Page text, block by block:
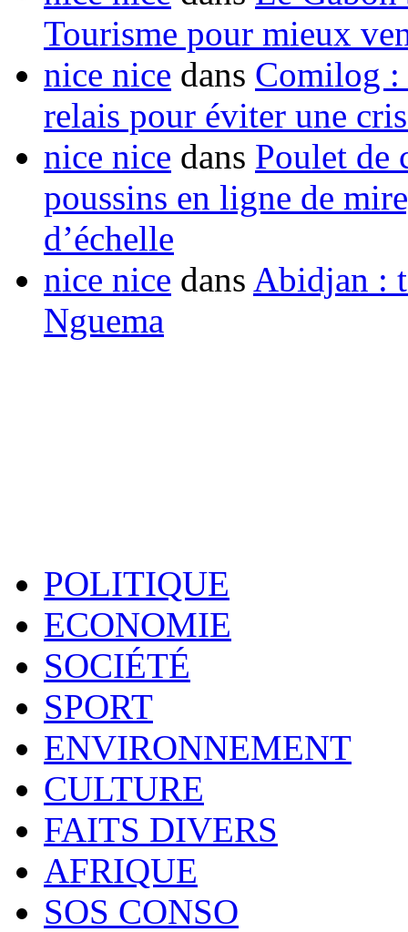
Tourisme pour mieux
nice nice dans Comilog :
relais pour éviter une
nice nice dans Poulet de
poussins en ligne de
d’échelle
nice nice dans Abidjan :
Nguema
POLITIQUE
ECONOMIE
SOCIÉTÉ
SPORT
ENVIRONNEMENT
CULTURE
FAITS DIVERS
AFRIQUE
SOS CONSO